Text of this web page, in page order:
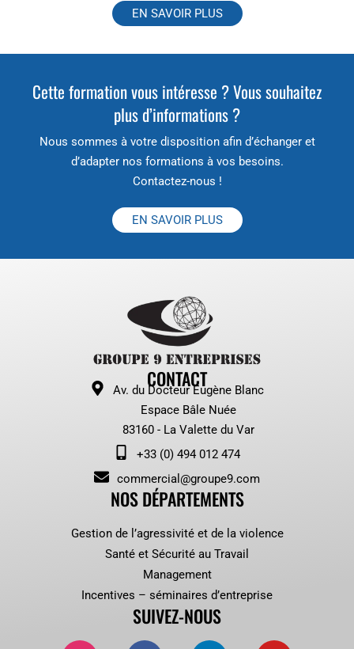
EN SAVOIR PLUS
Cette formation vous intéresse ? Vous souhaitez
plus d’informations ?
Nous sommes à votre disposition afin d’échanger et
d’adapter nos formations à vos besoins.
Contactez-nous !
EN SAVOIR PLUS
CONTACT
Av. du Docteur Eugène Blanc
Espace Bâle Nuée
83160 - La Valette du Var
+33 (0) 494 012 474
commercial@groupe9.com
NOS DÉPARTEMENTS
Gestion de l’agressivité et de la violence
Santé et Sécurité au Travail
Management
Incentives – séminaires d’entreprise
SUIVEZ-NOUS